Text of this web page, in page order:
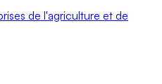
de l'agriculture et de